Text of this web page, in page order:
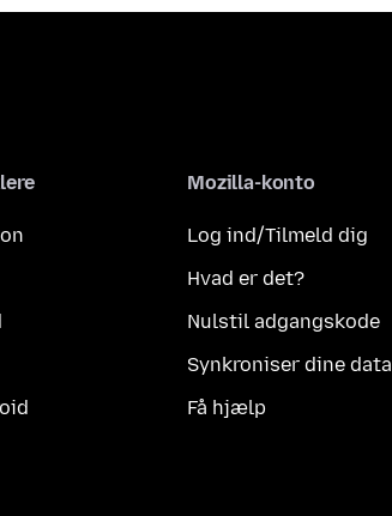
Mozilla-konto
Log ind/Tilmeld dig
Hvad er det?
Nulstil adgangskode
Synkroniser dine data
Få hjælp